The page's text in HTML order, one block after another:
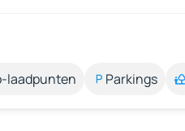
laadpunten Parkings